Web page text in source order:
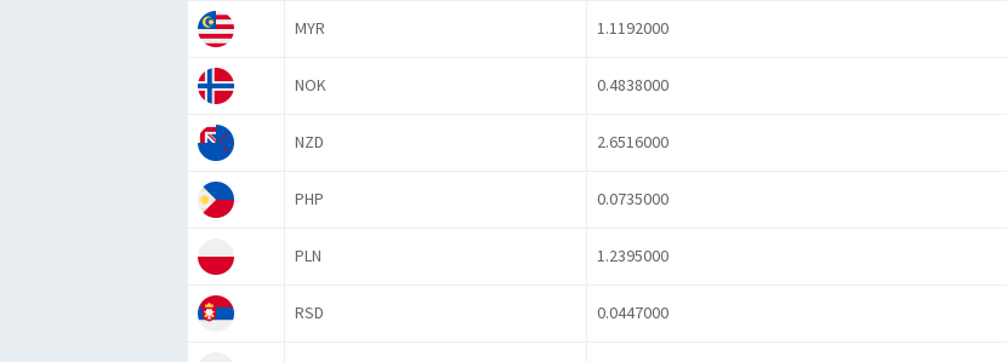
MYR 1.1192000
NOK 0.4838000
NZD 2.6516000
PHP 0.0735000
PLN 1.2395000
RSD 0.0447000